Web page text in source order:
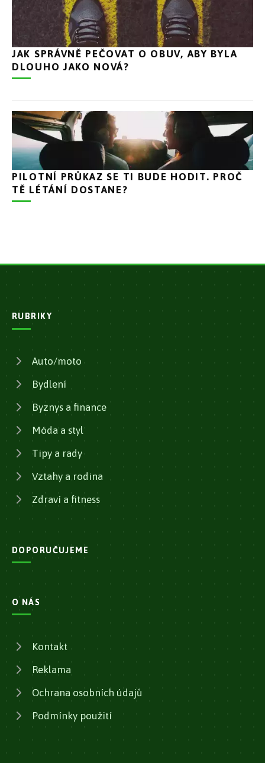
JAK SPRÁVNĚ PEČOVAT O OBUV, ABY BYLA
DLOUHO JAKO NOVÁ?
PILOTNÍ PRŮKAZ SE TI BUDE HODIT. PROČ
TĚ LÉTÁNÍ DOSTANE?
RUBRIKY
Auto/moto
Bydlení
Byznys a finance
Móda a styl
Tipy a rady
Vztahy a rodina
Zdraví a fitness
DOPORUČUJEME
O NÁS
Kontakt
Reklama
Ochrana osobních údajů
Podmínky použití